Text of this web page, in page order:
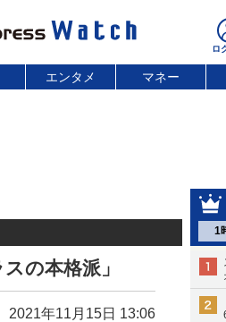
エンタメ マネー
1
の本格派」
2021年11月15日 13:06